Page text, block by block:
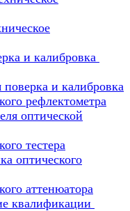
и калибровка
поверка и калибровка
рефлектометра
оптической
тестера
оптического
аттенюатора
квалификации